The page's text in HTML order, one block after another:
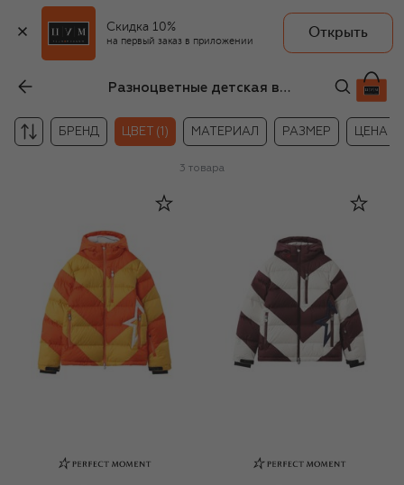
Скидка 10%
на первый заказ в приложении
Открыть
Разноцветные детская верхняя одежда унисекс
БРЕНД ЦВЕТ (1) МАТЕРИАЛ РАЗМЕР ЦЕНА
3 товара